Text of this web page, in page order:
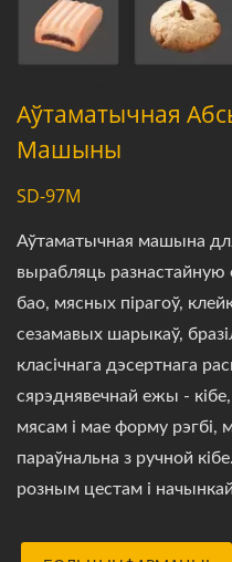
Аўтаматычная
Машыны
SD-97M
Аўтаматычная машына
вырабляць разнастайную
бао, мясных пірагоў,
сезамавых шарыкаў,
класічнага дэсертнага
сярэднявечнай ежы -
мясам і мае форму рэгбі,
параўнальна з ручной
розным цестам і